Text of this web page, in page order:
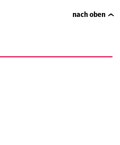
nach oben